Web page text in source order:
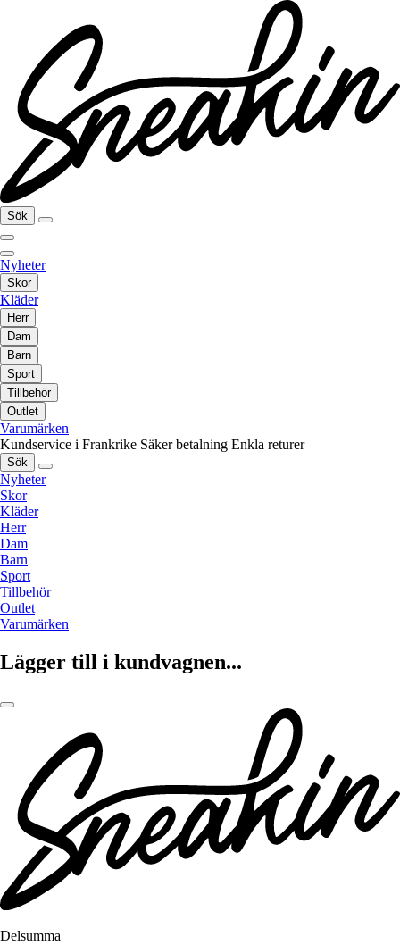
Sök
Nyheter
Skor
Kläder
Herr
Dam
Barn
Sport
Tillbehör
Outlet
Varumärken
Kundservice i Frankrike Säker betalning Enkla returer
Sök
Nyheter
Skor
Kläder
Herr
Dam
Barn
Sport
Tillbehör
Outlet
Varumärken
Lägger till i kundvagnen...
Delsumma